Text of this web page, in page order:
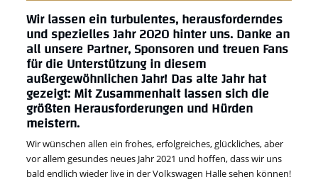
Wir lassen ein turbulentes, herausforderndes
und spezielles Jahr 2020 hinter uns. Danke an
all unsere Partner, Sponsoren und treuen Fans
für die Unterstützung in diesem
außergewöhnlichen Jahr! Das alte Jahr hat
gezeigt: Mit Zusammenhalt lassen sich die
größten Herausforderungen und Hürden
meistern.
Wir wünschen allen ein frohes, erfolgreiches, glückliches, aber
vor allem gesundes neues Jahr 2021 und hoffen, dass wir uns
bald endlich wieder live in der Volkswagen Halle sehen können!